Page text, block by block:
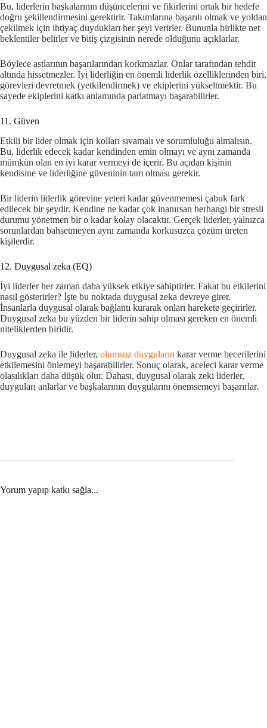
Bu, liderlerin başkalarının düşüncelerini ve fikirlerini ortak bir hedefe
doğru şekillendirmesini gerektirir. Takımlarına başarılı olmak ve yoldan
çekilmek için ihtiyaç duydukları her şeyi verirler. Bununla birlikte net
beklentiler belirler ve bitiş çizgisinin nerede olduğunu açıklarlar.
Böylece astlarının başarılarından korkmazlar. Onlar tarafından tehdit
altında hissetmezler. İyi liderliğin en önemli liderlik özelliklerinden biri,
görevleri devretmek (yetkilendirmek) ve ekiplerini yükseltmektir. Bu
sayede ekiplerini katkı anlamında parlatmayı başarabilirler.
11. Güven
Etkili bir lider olmak için kolları sıvamalı ve sorumluluğu almalısın.
Bu, liderlik edecek kadar kendinden emin olmayı ve aynı zamanda
mümkün olan en iyi karar vermeyi de içerir. Bu açıdan kişinin
kendisine ve liderliğine güveninin tam olması gerekir.
Bir liderin liderlik görevine yeteri kadar güvenmemesi çabuk fark
edilecek bir şeydir. Kendine ne kadar çok inanırsan herhangi bir stresli
durumu yönetmen bir o kadar kolay olacaktır. Gerçek liderler, yalnızca
sorunlardan bahsetmeyen aynı zamanda korkusuzca çözüm üreten
kişilerdir.
12. Duygusal zeka (EQ)
İyi liderler her zaman daha yüksek etkiye sahiptirler. Fakat bu etkilerini
nasıl gösterirler? İşte bu noktada duygusal zeka devreye girer.
İnsanlarla duygusal olarak bağlantı kurarak onları harekete geçirirler.
Duygusal zeka bu yüzden bir liderin sahip olması gereken en önemli
niteliklerden biridir.
Duygusal zeka ile liderler, olumsuz duyguların karar verme becerilerini
etkilemesini önlemeyi başarabilirler. Sonuç olarak, aceleci karar verme
olasılıkları daha düşük olur. Dahası, duygusal olarak zeki liderler,
duyguları anlarlar ve başkalarının duygularını önemsemeyi başarırlar.
Yorum yapıp katkı sağla...